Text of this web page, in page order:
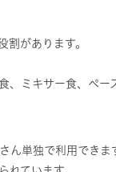
割があります。
ミキサー食、ペー
ん単独で利用できま